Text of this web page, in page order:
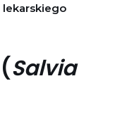
Salvia